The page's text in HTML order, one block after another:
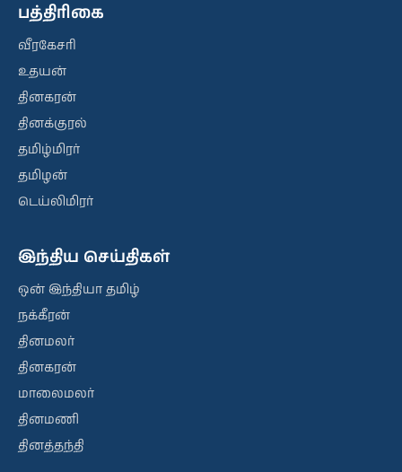
பத்திரிகை
வீரகேசரி
உதயன்
தினகரன்
தினக்குரல்
தமிழ்மிரர்
தமிழன்
டெய்லிமிரர்
இந்திய செய்திகள்
ஒன் இந்தியா தமிழ்
நக்கீரன்
தினமலர்
தினகரன்
மாலைமலர்
தினமணி
தினத்தந்தி